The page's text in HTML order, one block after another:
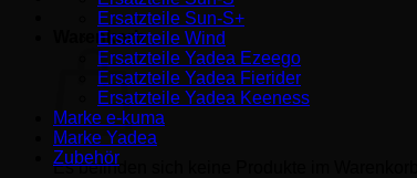
Warenkorb
Es befinden sich keine Produkte im Warenkorb.
Ersatzteile Sun-S+
Ersatzteile Wind
Ersatzteile Yadea Ezeego
Ersatzteile Yadea Fierider
Ersatzteile Yadea Keeness
Marke e-kuma
Marke Yadea
Zubehör